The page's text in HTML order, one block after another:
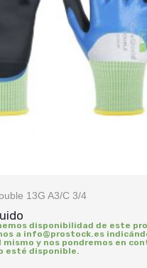
13G A3/C 3/4
disponibilidad de este
a info@prostock.es
mismo y nos pondremos en
esté disponible.